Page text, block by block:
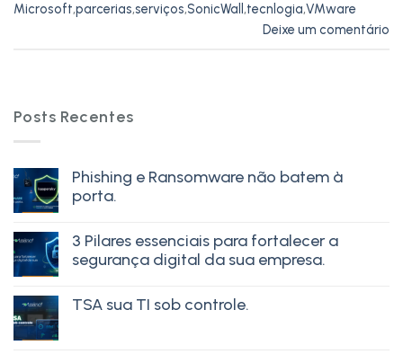
Microsoft,parcerias,serviços,SonicWall ,tecnlogia,VMware
Deixe um comentário
Posts Recentes
Phishing e Ransomware não batem à
porta.
3 Pilares essenciais para fortalecer a
segurança digital da sua empresa.
TSA sua TI sob controle.